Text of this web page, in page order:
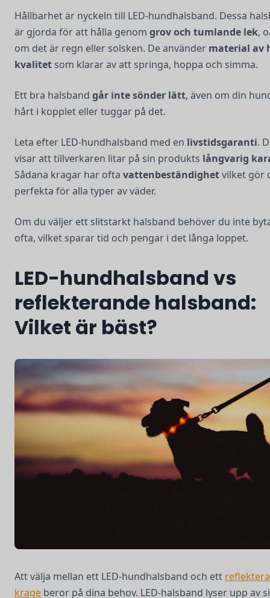
Hållbarhet är nyckeln till LED-hundhalsband. Dessa
är gjorda för att hålla genom grov och tumlande lek,
om det är regn eller solsken. De använder material av
kvalitet som klarar av att springa, hoppa och simma.
Ett bra halsband går inte sönder lätt, även om din
hårt i kopplet eller tuggar på det.
Leta efter LED-hundhalsband med en livstidsgaranti.
visar att tillverkaren litar på sin produkts långvarig
Sådana kragar har ofta vattenbeständighetvilket gör
perfekta för alla typer av väder.
Om du väljer ett slitstarkt halsband behöver du inte
ofta, vilket sparar tid och pengar i det långa loppet.
LED-hundhalsband vs
reflekterande halsband:
Vilket är bäst?
Att välja mellan ett LED-hundhalsband och ett
krage beror på dina behov. LED-halsband lyser upp av